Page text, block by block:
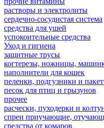
растворы и электролиты
сердечно-сосудистая система
средства для ушей
успокоительные средства
Уход и гигиена
защитные трусы
когтерезы, ножницы,
наполнители для кошек
пеленки, подгузники и
песок для птиц и грызунов
прочее
расчески, пуходерки и
спреи приучающие,
средства от комаров